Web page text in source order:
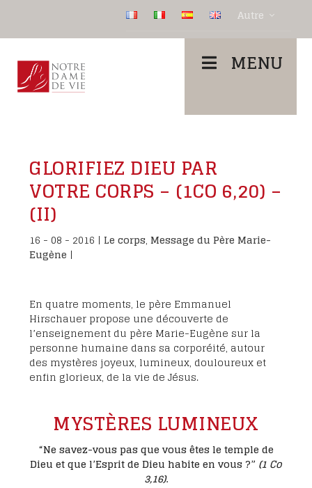
Autre
MENU
GLORIFIEZ DIEU PAR
VOTRE CORPS – (1CO 6,20) –
(II)
16 - 08 - 2016 |Le corps,Message du Père Marie-
Eugène |
En quatre moments, le père Emmanuel
Hirschauer propose une découverte de
l’enseignement du père Marie-Eugène sur la
personne humaine dans sa corporéité, autour
des mystères joyeux, lumineux, douloureux et
enfin glorieux, de la vie de Jésus.
MYSTÈRES LUMINEUX
“Ne savez-vous pas que vous êtes le temple de
Dieu et que l’Esprit de Dieu habite en vous ?” (1 Co
3,16).